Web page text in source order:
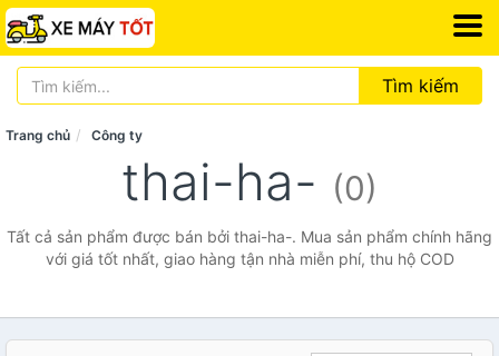
Tìm kiếm
Trang chủ Công ty
thai-ha- (0)
Tất cả sản phẩm được bán bởi thai-ha-. Mua sản phẩm chính hãng
với giá tốt nhất, giao hàng tận nhà miễn phí, thu hộ COD